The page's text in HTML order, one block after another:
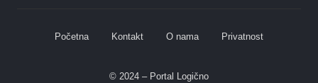
Početna Kontakt O nama Privatnost
© 2024 – Portal Logično